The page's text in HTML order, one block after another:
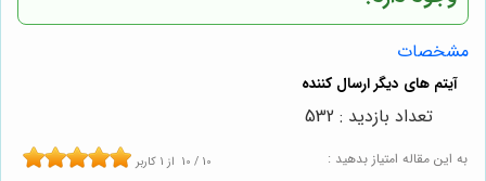
مشخصات
به این مقاله امتیاز بدهید : 10 / 10 از 1 کاربر
تعداد بازدید : 532